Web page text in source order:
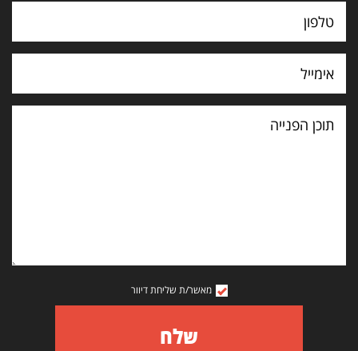
תוכן
הפנייה
מאשר/ת שליחת דיוור
שלח